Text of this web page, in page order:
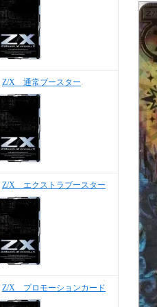
Z/X 通常ブースター
Z/X エクストラブースター
Z/X プロモーションカード